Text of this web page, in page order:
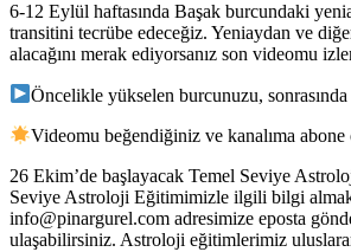
6-12 Eylül haftasında Başak burcundaki
transitini tecrübe edeceğiz. Yeniaydan ve
alacağını merak ediyorsanız son videomu
Öncelikle yükselen burcunuzu,
Videomu beğendiğiniz ve kanalıma
26 Ekim’de başlayacak Temel Seviye
Seviye Astroloji Eğitimimizle ilgili bilgi
info@pinargurel.com adresimize eposta
ulaşabilirsiniz. Astroloji eğitimlerimiz